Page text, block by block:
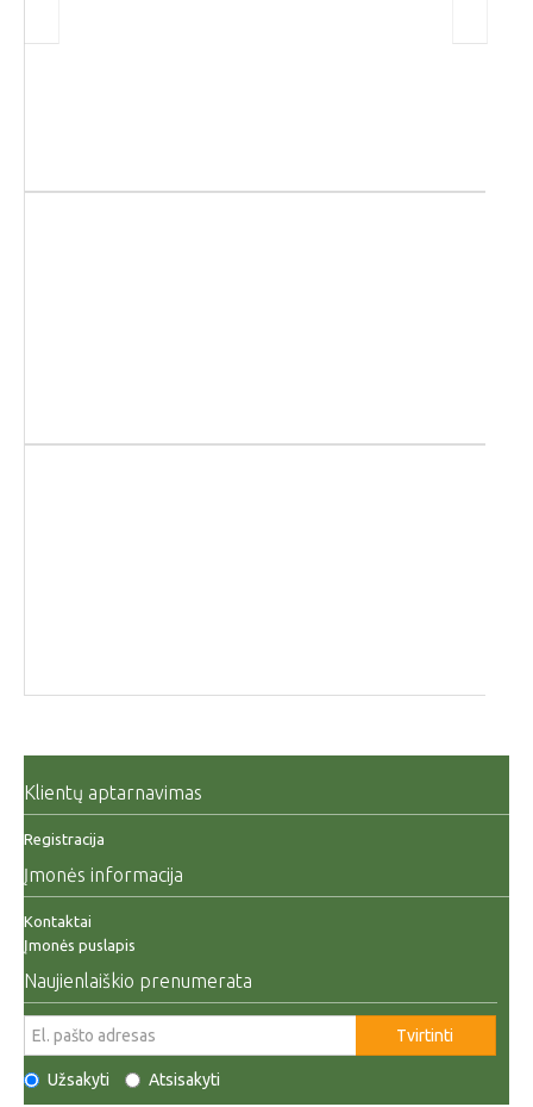
Klientų aptarnavimas
Registracija
Įmonės informacija
Kontaktai
Įmonės puslapis
Naujienlaiškio prenumerata
Tvirtinti
Užsakyti Atsisakyti